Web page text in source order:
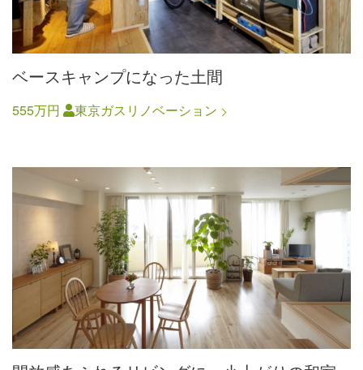
ベースキャンプになった土間
555万円 東京ガスリノベーション